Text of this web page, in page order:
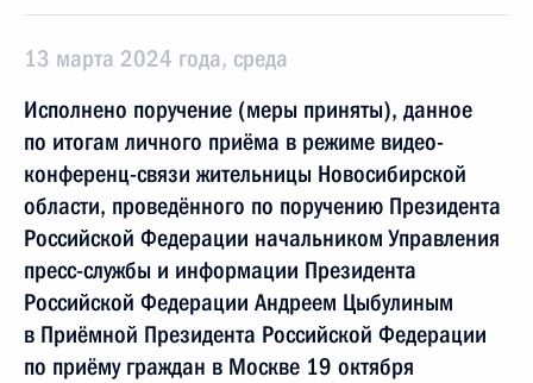
13 марта 2024 года, среда
Исполнено поручение (меры приняты), данное
по итогам личного приёма в режиме видео-
конференц-связи жительницы Новосибирской
области, проведённого по поручению Президента
Российской Федерации начальником Управления
пресс-службы и информации Президента
Российской Федерации Андреем Цыбулиным
в Приёмной Президента Российской Федерации
по приёму граждан в Москве 19 октября